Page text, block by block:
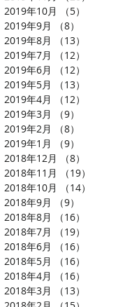
2019年10月
（5）
2019年9月
（8）
2019年8月
（13）
2019年7月
（12）
2019年6月
（12）
2019年5月
（13）
2019年4月
（12）
2019年3月
（9）
2019年2月
（8）
2019年1月
（9）
2018年12月
（8）
2018年11月
（19）
2018年10月
（14）
2018年9月
（9）
2018年8月
（16）
2018年7月
（19）
2018年6月
（16）
2018年5月
（16）
2018年4月
（16）
2018年3月
（13）